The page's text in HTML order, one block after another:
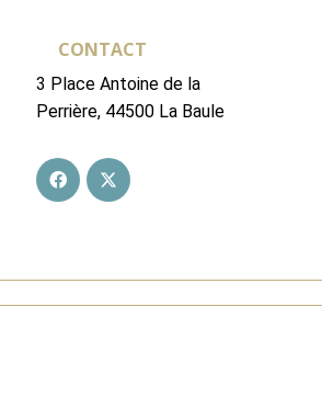
CONTACT
3 Place Antoine de la
Perrière, 44500 La Baule